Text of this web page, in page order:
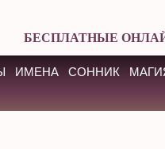
БЕСПЛАТНЫЕ
ИМЕНА СОННИК